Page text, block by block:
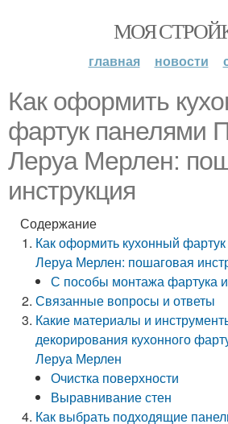
МОЯ
главная новости
Как оформить
фартук панелями
Леруа Мерлен:
инструкция
Содержание
Как оформить кухонный
Леруа Мерлен: пошаговая
С пособы монтажа фартука
Связанные вопросы и ответы
Какие материалы и
декорирования кухонного
Леруа Мерлен
Очистка поверхности
Выравнивание стен
Как выбрать подходящие